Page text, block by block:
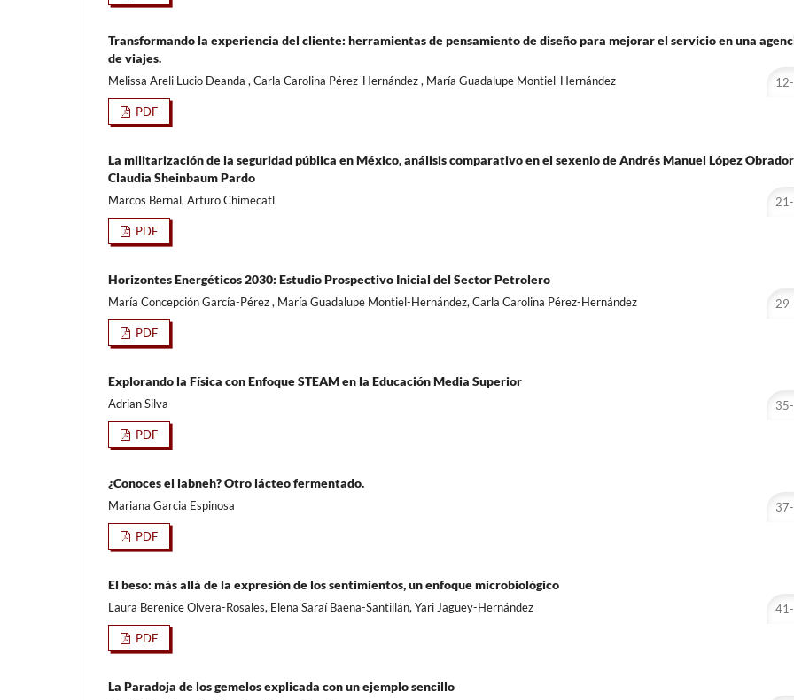
Transformando la experiencia del cliente: herramientas de pensamiento de diseño para mejorar el servicio en una
de viajes.
Melissa Areli Lucio Deanda , Carla Carolina Pérez-Hernández , María Guadalupe Montiel-Hernández
PDF
La militarización de la seguridad pública en México, análisis comparativo en el sexenio de Andrés Manuel López
Claudia Sheinbaum Pardo
Marcos Bernal, Arturo Chimecatl
PDF
Horizontes Energéticos 2030: Estudio Prospectivo Inicial del Sector Petrolero
María Concepción García-Pérez , María Guadalupe Montiel-Hernández, Carla Carolina Pérez-Hernández
PDF
Explorando la Física con Enfoque STEAM en la Educación Media Superior
Adrian Silva
PDF
¿Conoces el labneh? Otro lácteo fermentado.
Mariana Garcia Espinosa
PDF
El beso: más allá de la expresión de los sentimientos, un enfoque microbiológico
Laura Berenice Olvera-Rosales, Elena Saraí Baena-Santillán, Yari Jaguey-Hernández
PDF
La Paradoja de los gemelos explicada con un ejemplo sencillo